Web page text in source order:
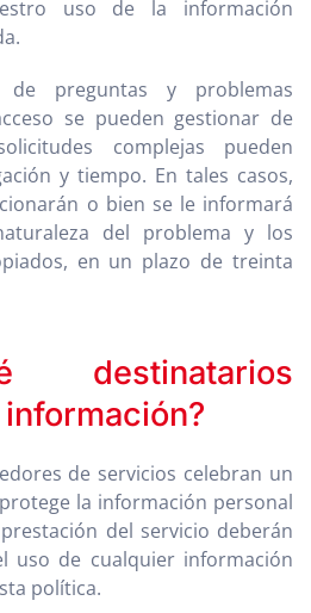
uso de la información
preguntas y problemas
se pueden gestionar de
complejas pueden
y tiempo. En tales casos,
o bien se le informará
del problema y los
en un plazo de treinta
destinatarios
de servicios celebran un
la información personal
del servicio deberán
uso de cualquier información
política.